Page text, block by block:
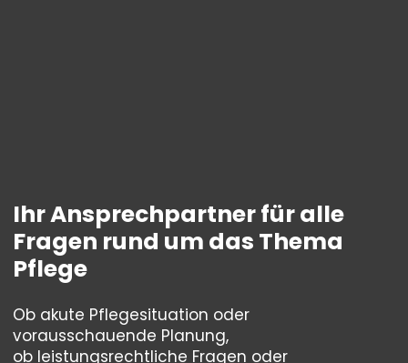
Ihr Ansprechpartner für alle
Fragen rund um das Thema
Pflege
Ob akute Pflegesituation oder
vorausschauende Planung,
ob leistungsrechtliche Fragen oder